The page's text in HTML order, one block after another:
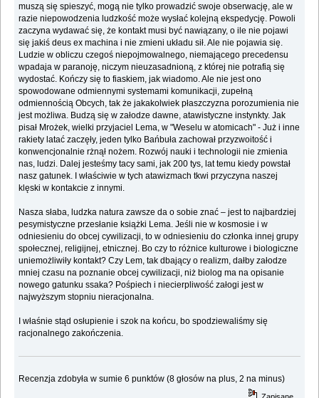
muszą się spieszyć, mogą nie tylko prowadzić swoje obserwację, ale w
razie niepowodzenia ludzkość może wysłać kolejną ekspedycję. Powoli
zaczyna wydawać się, że kontakt musi być nawiązany, o ile nie pojawi
się jakiś deus ex machina i nie zmieni układu sił. Ale nie pojawia się.
Ludzie w obliczu czegoś niepojmowalnego, niemającego precedensu
wpadaja w paranoję, niczym nieuzasadnioną, z której nie potrafią się
wydostać. Kończy się to fiaskiem, jak wiadomo. Ale nie jest ono
spowodowane odmiennymi systemami komunikacji, zupełną
odmiennością Obcych, tak że jakakolwiek płaszczyzna porozumienia nie
jest możliwa. Budzą się w załodze dawne, atawistyczne instynkty. Jak
pisał Mrożek, wielki przyjaciel Lema, w "Weselu w atomicach" - Już i inne
rakiety latać zaczęły, jeden tylko Bańbuła zachował przyzwoitość i
konwencjonalnie rżnął nożem. Rozwój nauki i technologii nie zmienia
nas, ludzi. Dalej jesteśmy tacy sami, jak 200 tys, lat temu kiedy powstał
nasz gatunek. I właściwie w tych atawizmach tkwi przyczyna naszej
klęski w kontakcie z innymi.
Nasza słaba, ludzka natura zawsze da o sobie znać – jest to najbardziej
pesymistyczne przesłanie książki Lema. Jeśli nie w kosmosie i w
odniesieniu do obcej cywilizacji, to w odniesieniu do członka innej grupy
społecznej, religijnej, etnicznej. Bo czy to różnice kulturowe i biologiczne
uniemożliwiły kontakt? Czy Lem, tak dbający o realizm, dałby załodze
mniej czasu na poznanie obcej cywilizacji, niż biolog ma na opisanie
nowego gatunku ssaka? Pośpiech i niecierpliwość załogi jest w
najwyższym stopniu nieracjonalna.
I właśnie stąd osłupienie i szok na końcu, bo spodziewaliśmy się
racjonalnego zakończenia.
Recenzja zdobyła w sumie 6 punktów (8 głosów na plus, 2 na minus)
Zapisane